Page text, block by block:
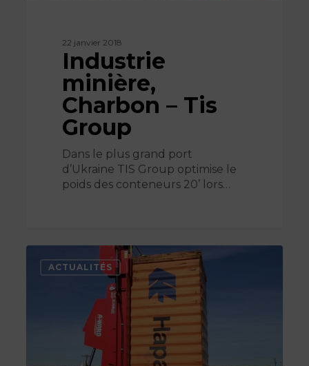
22 janvier 2018
Industrie
minière,
Charbon – Tis
Group
Dans le plus grand port
d’Ukraine TIS Group optimise le
poids des conteneurs 20’ lors…
agroalimentaire,
Commodities
ACTUALITÉS